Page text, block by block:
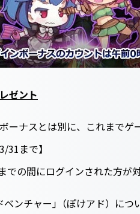
ゼント
ーナスとは別に、これまでゲ
31まで】
の間にログインされた方が対
ベンチャー｣（ぽけアド）につ